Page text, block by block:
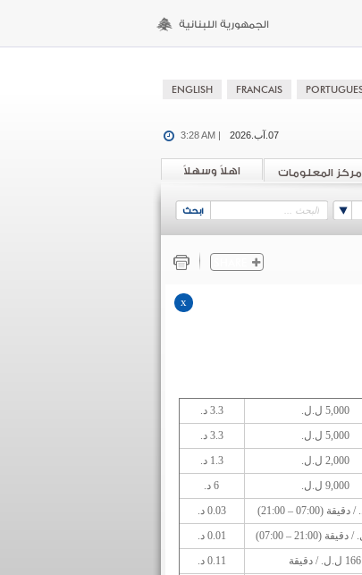
07.آب.2026 3:28 AM |
اهلاً وسهلاً مركز المعلومات
5,000 ل.ل.
3.3 د.
5,000 ل.ل.
3.3 د.
2,000 ل.ل.
1.3 د.
9,000 ل.ل. 6 د.
0.03 د.
0.01 د.
166 ل.ل. / دقيقة
0.11 د.